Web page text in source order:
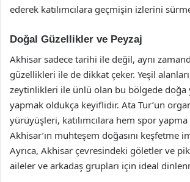
ederek katılımcılara geçmişin izlerini
Doğal Güzellikler ve Peyzaj
Akhisar sadece tarihi ile değil, aynı
güzellikleri ile de dikkat çeker. Yeşil
zeytinlikleri ile ünlü olan bu bölgede doğa
yapmak oldukça keyiflidir. Ata Tur’un
yürüyüşleri, katılımcılara hem spor
Akhisar’ın muhteşem doğasını keşfetme
Ayrıca, Akhisar çevresindeki göletler ve
aileler ve arkadaş grupları için ideal